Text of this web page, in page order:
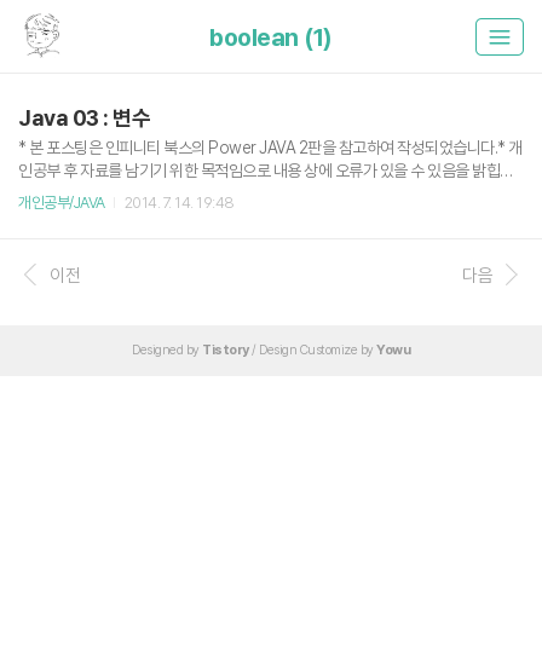
boolean (1)
Java 03 : 변수
* 본 포스팅은 인피니티 북스의 Power JAVA 2판을 참고하여 작성되었습니다.* 개
인공부 후 자료를 남기기 위한 목적임으로 내용 상에 오류가 있을 수 있음을 밝힙니
다. 변수 각 변수는 특정 값을 담아 둘 수 있다. 그리고 변수는 어떤 값을 받을지 정할
ect)를 가리키는 주소가 저장된다. 기초형 변수는 다음과 같은 8가지의 자료형이 있
다.자료형 설명 크기 byte 부호있는 정수 8bit short 부호있는 정수 16bit int 부호있
개인공부/JAVA 2014. 7. 14. 19:48
이전 다음
Designed by Tistory/ Design Customize by Yowu